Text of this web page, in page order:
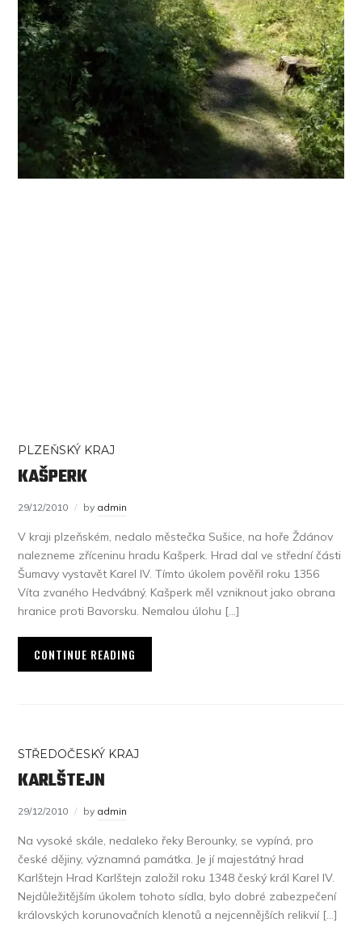
PLZEŇSKÝ KRAJ
KAŠPERK
29/12/2010 by admin
V kraji plzeňském, nedalo městečka Sušice, na hoře Ždánov
nalezneme zříceninu hradu Kašperk. Hrad dal ve střední části
Šumavy vystavět Karel IV. Tímto úkolem pověřil roku 1356
Víta zvaného Hedvábný. Kašperk měl vzniknout jako obrana
hranice proti Bavorsku. Nemalou úlohu […]
CONTINUE READING
STŘEDOČESKÝ KRAJ
KARLŠTEJN
29/12/2010 by admin
Na vysoké skále, nedaleko řeky Berounky, se vypíná, pro
české dějiny, významná památka. Je jí majestátný hrad
Karlštejn Hrad Karlštejn založil roku 1348 český král Karel IV.
Nejdůležitějším úkolem tohoto sídla, bylo dobré zabezpečení
královských korunovačních klenotů a nejcennějších relikvií […]